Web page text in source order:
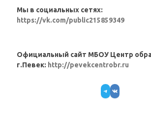
Мы в социальных сетях:
https://vk.com/public215859349
Официальный сайт МБОУ Центр
г.Певек: http://pevekcentrobr.ru
Telegram
VK